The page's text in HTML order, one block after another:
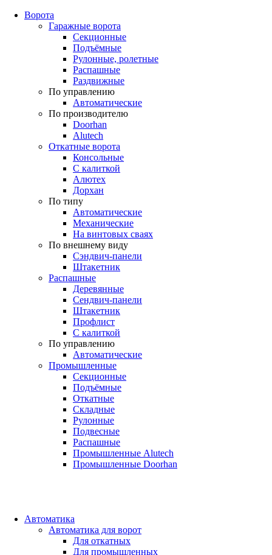
Ворота
Гаражные ворота
Секционные
Подъёмные
Рулонные, ролетные
Распашные
Раздвижные
По управлению
Автоматические
По производителю
Doorhan
Alutech
Откатные ворота
Консольные
С калиткой
Алютех
Дорхан
По типу
Автоматические
Механические
На винтовых сваях
По внешнему виду
Сэндвич-панели
Штакетник
Распашные
Деревянные
Сендвич-панели
Штакетник
Профлист
С калиткой
По управлению
Автоматические
Промышленные
Секционные
Подъёмные
Откатные
Складные
Рулонные
Подвесные
Распашные
Промышленные Alutech
Промышленные Doorhan
Автоматика
Автоматика для ворот
Для откатных
Для промышленных